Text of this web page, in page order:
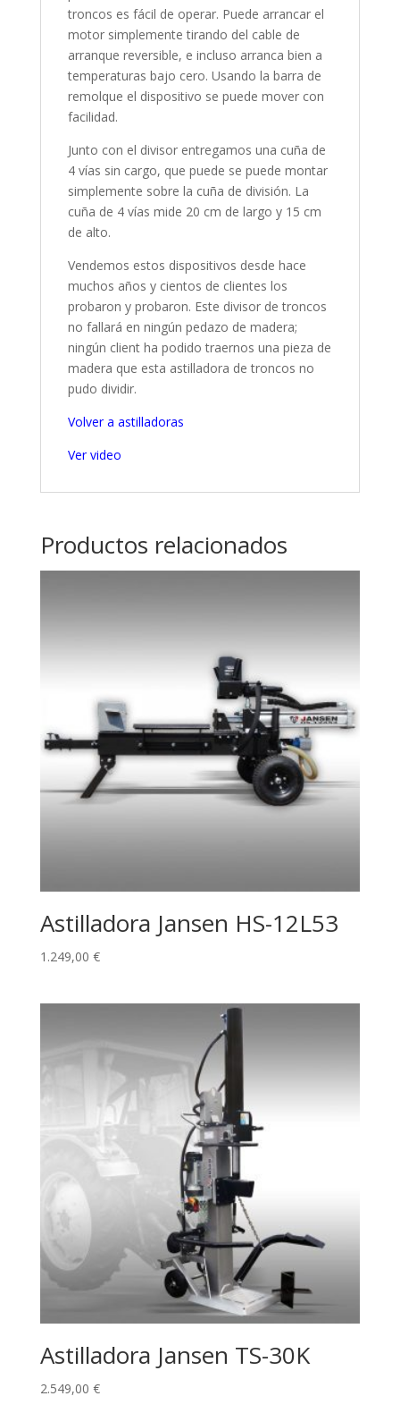
troncos es fácil de operar. Puede arrancar el
motor simplemente tirando del cable de
arranque reversible, e incluso arranca bien a
temperaturas bajo cero. Usando la barra de
remolque el dispositivo se puede mover con
facilidad.
Junto con el divisor entregamos una cuña de
4 vías sin cargo, que puede se puede montar
simplemente sobre la cuña de división. La
cuña de 4 vías mide 20 cm de largo y 15 cm
de alto.
Vendemos estos dispositivos desde hace
muchos años y cientos de clientes los
probaron y probaron. Este divisor de troncos
no fallará en ningún pedazo de madera;
ningún client ha podido traernos una pieza de
madera que esta astilladora de troncos no
pudo dividir.
Volver a astilladoras
Ver video
Productos relacionados
Astilladora Jansen HS-12L53
1.249,00 €
Astilladora Jansen TS-30K
2.549,00 €